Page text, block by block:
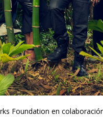
Foundation en